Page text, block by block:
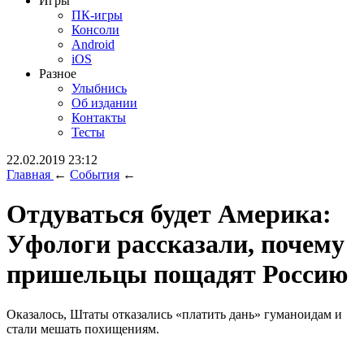
ПК-игры
Консоли
Android
iOS
Разное
Улыбнись
Об издании
Контакты
Тесты
22.02.2019 23:12
Главная ← События ←
Отдуваться будет Америка:
Уфологи рассказали, почему
пришельцы пощадят Россию
Оказалось, Штаты отказались «платить дань» гуманоидам и
стали мешать похищениям.